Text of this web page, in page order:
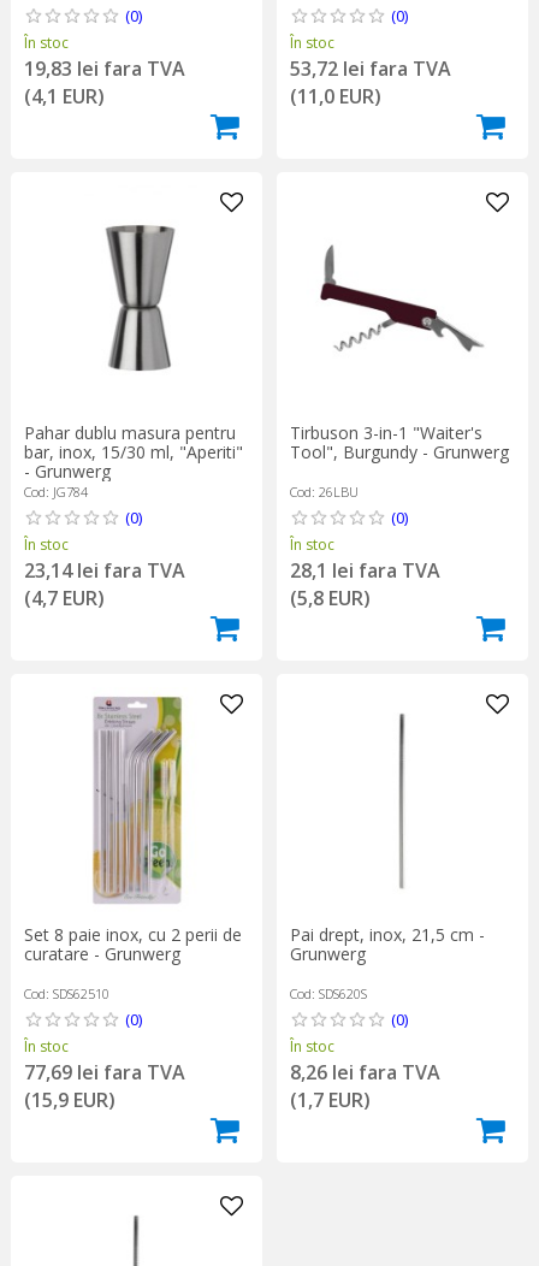
(0)
În stoc
19,83 lei fara TVA
(4,1 EUR)
(0)
În stoc
53,72 lei fara TVA
(11,0 EUR)
Pahar dublu masura pentru
bar, inox, 15/30 ml, "Aperiti"
- Grunwerg
Cod: JG784
(0)
În stoc
23,14 lei fara TVA
(4,7 EUR)
Tirbuson 3-in-1 "Waiter's
Tool", Burgundy - Grunwerg
Cod: 26LBU
(0)
În stoc
28,1 lei fara TVA
(5,8 EUR)
Set 8 paie inox, cu 2 perii de
curatare - Grunwerg
Cod: SDS62510
(0)
În stoc
77,69 lei fara TVA
(15,9 EUR)
Pai drept, inox, 21,5 cm -
Grunwerg
Cod: SDS620S
(0)
În stoc
8,26 lei fara TVA
(1,7 EUR)